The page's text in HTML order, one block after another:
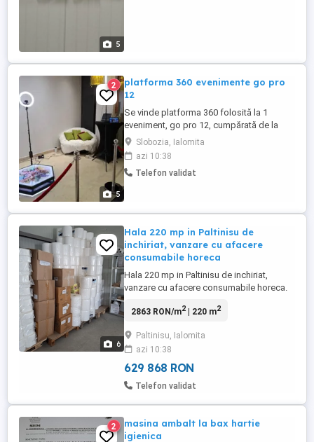
5
5
2
platforma 360 evenimente go pro
12
Se vinde platforma 360 folosită la 1
eveniment, go pro 12, cumpărată de la
Tecuci, varianta FULL LED ,4-5 persoane,
37 kg.fara laptop si tableta. 7500 lei
Slobozia, Ialomita
azi 10:38
Telefon validat
6
Hala 220 mp in Paltinisu de
inchiriat, vanzare cu afacere
consumabile horeca
Hala 220 mp in Paltinisu de inchiriat,
vanzare cu afacere consumabile horeca.
2863 RON/m2| 220 m2
Paltinisu, Ialomita
azi 10:38
629 868 RON
Telefon validat
2
masina ambalt la bax hartie
igienica